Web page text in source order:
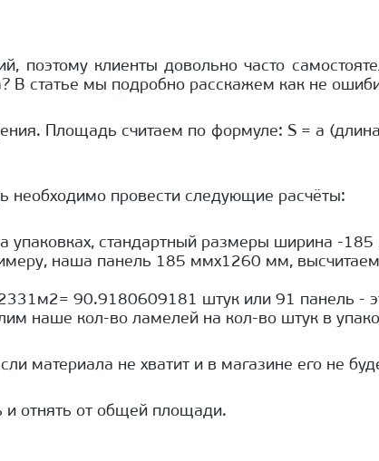
поэтому клиенты довольно часто
В статье мы подробно расскажем как не
Площадь считаем по формуле: S = a
необходимо провести следующие расчёты:
упаковках, стандартный размеры ширина -
наша панель 185 ммx1260 мм,
90.9180609181 штук или 91 панель -
наше кол-во ламелей на кол-во штук в
материала не хватит и в магазине его не
и отнять от общей площади.